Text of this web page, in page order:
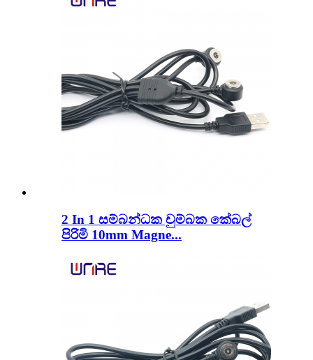
2 In 1 සම්බන්ධක චුම්බක කේබල්
පිරිමි 10mm Magne...